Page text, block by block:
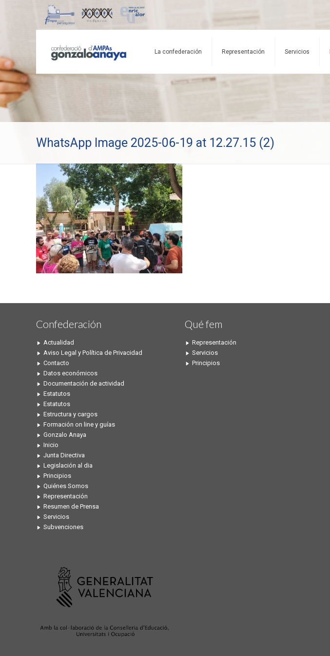
La confederación Representación Servicios
WhatsApp Image 2025-06-19 at 12.27.15 (2)
Confederación
Actualidad
Aviso Legal y Política de Privacidad
Contacto
Datos económicos
Documentación de actividad
Estatutos
Estatutos
Estructura y cargos
Formación on line y guías
Gonzalo Anaya
Inicio
Junta Directiva
Legislación al dia
Principios
Quiénes Somos
Representación
Resumen de Prensa
Servicios
Subvenciones
Qué fem
Representación
Servicios
Principios